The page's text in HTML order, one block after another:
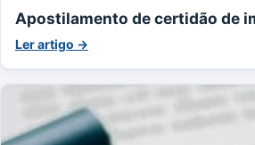
Apostilamento de certidão de
Ler artigo →